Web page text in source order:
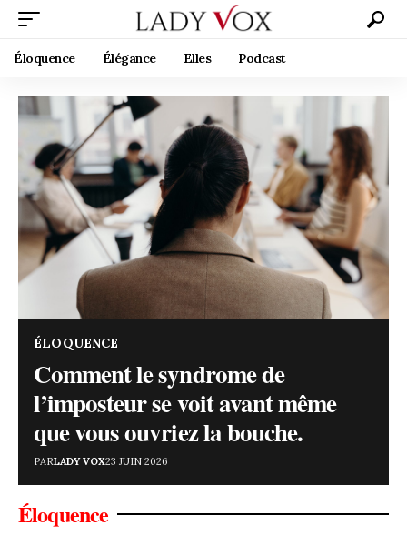
Éloquence Élégance Elles Podcast
ÉLOQUENCE
Comment le syndrome de
l’imposteur se voit avant même
que vous ouvriez la bouche.
PARLADY VOX23 JUIN 2026
Éloquence